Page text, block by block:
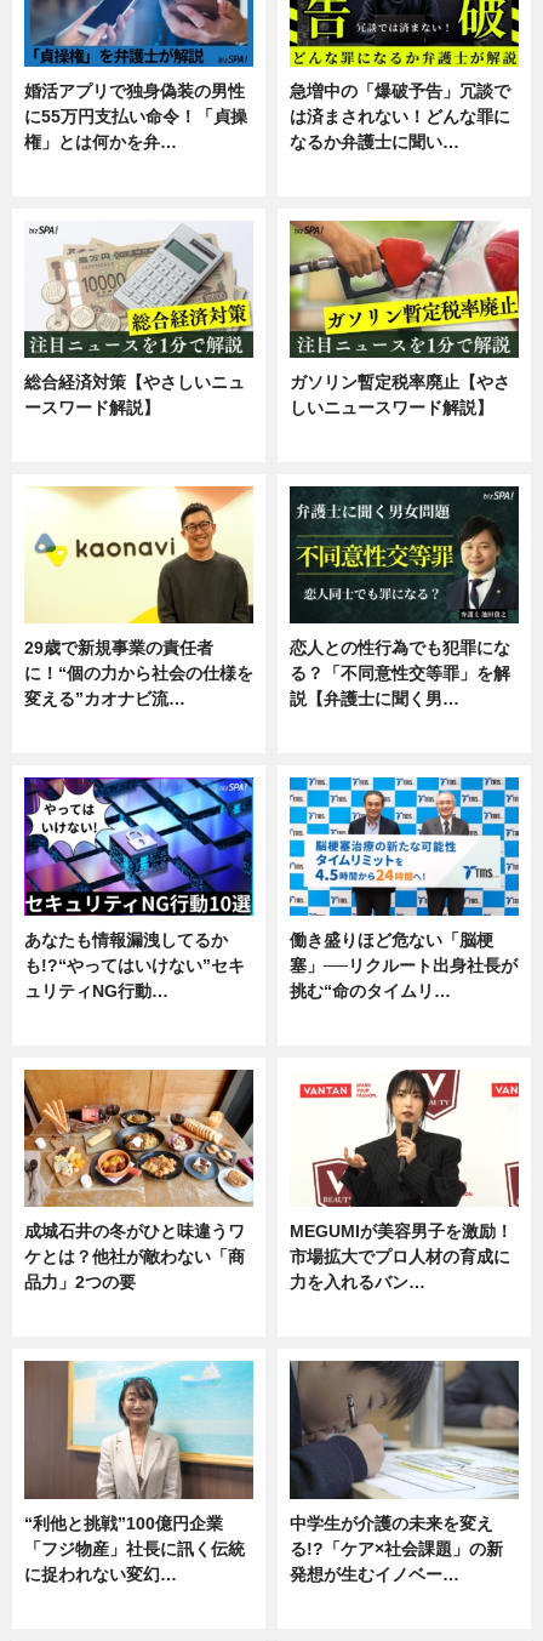
婚活アプリで独身偽装の男性
に55万円支払い命令！「貞操
権」とは何かを弁…
急増中の「爆破予告」冗談で
は済まされない！どんな罪に
なるか弁護士に聞い…
総合経済対策【やさしいニュ
ースワード解説】
ガソリン暫定税率廃止【やさ
しいニュースワード解説】
29歳で新規事業の責任者
に！“個の力から社会の仕様を
変える”カオナビ流…
恋人との性行為でも犯罪にな
る？「不同意性交等罪」を解
説【弁護士に聞く男…
あなたも情報漏洩してるか
も!?“やってはいけない”セキ
ュリティNG行動…
働き盛りほど危ない「脳梗
塞」──リクルート出身社長が
挑む“命のタイムリ…
成城石井の冬がひと味違うワ
ケとは？他社が敵わない「商
品力」2つの要
MEGUMIが美容男子を激励！
市場拡大でプロ人材の育成に
力を入れるバン…
“利他と挑戦”100億円企業
「フジ物産」社長に訊く伝統
に捉われない変幻…
中学生が介護の未来を変え
る!?「ケア×社会課題」の新
発想が生むイノベー…